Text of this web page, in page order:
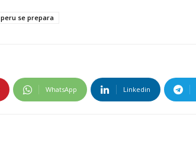
peru se prepara
WhatsApp Linkedin